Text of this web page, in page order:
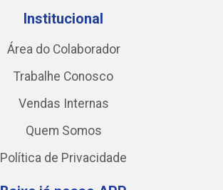
Institucional
Área do Colaborador
Trabalhe Conosco
Vendas Internas
Quem Somos
Política de Privacidade